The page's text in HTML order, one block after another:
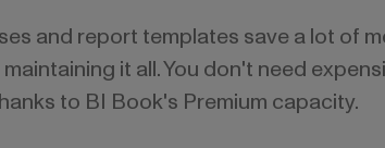
and report templates save a lot of
it all. You don't need
to BI Book's Premium capacity.